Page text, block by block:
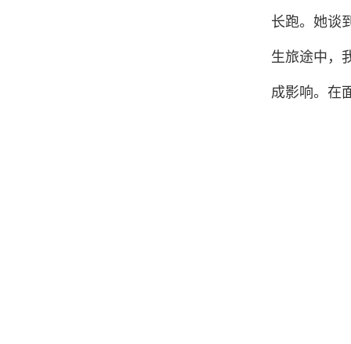
长跑。她谈
生旅途中，
成影响。在